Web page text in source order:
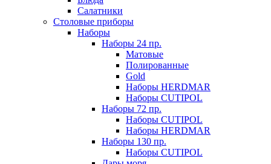
Салатники
Столовые приборы
Наборы
Наборы 24 пр.
Матовые
Полированные
Gold
Наборы HERDMAR
Наборы CUTIPOL
Наборы 72 пр.
Наборы CUTIPOL
Наборы HERDMAR
Наборы 130 пр.
Наборы CUTIPOL